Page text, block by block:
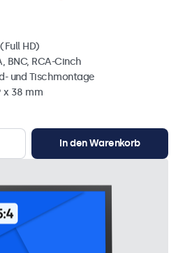
HD)
BNC, RCA-Cinch
und Tischmontage
x 38 mm
In den Warenkorb